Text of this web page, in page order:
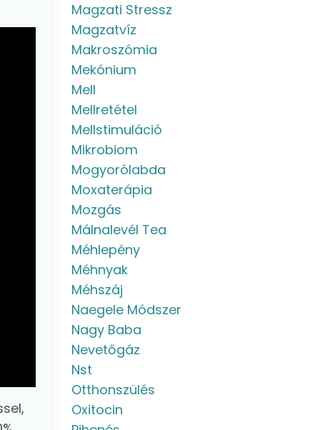
Magzati Stressz
Magzatvíz
Makroszómia
Mekónium
Mell
Mellretétel
Mellstimuláció
Mikrobiom
Mogyorólabda
Moxaterápia
Mozgás
Málnalevél Tea
Méhlepény
Méhnyak
Méhszáj
Naegele Módszer
Nagy Baba
Nevetőgáz
Nst
Otthonszülés
Oxitocin